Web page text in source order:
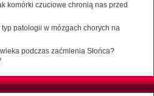
komórki czuciowe chronią nas przed
patologii w mózgach chorych na
podczas zaćmienia Słońca?